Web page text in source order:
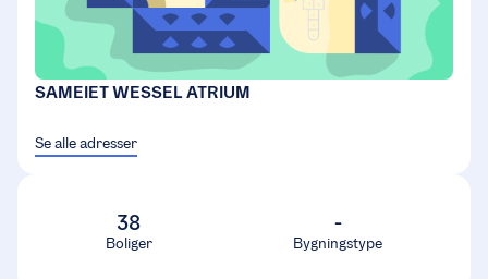
SAMEIET WESSEL ATRIUM
Se alle adresser
38
Boliger
-
Bygningstype